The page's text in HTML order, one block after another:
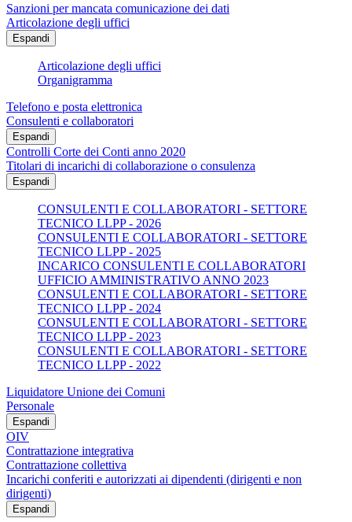
Sanzioni per mancata comunicazione dei dati
Articolazione degli uffici
Espandi
Articolazione degli uffici
Organigramma
Telefono e posta elettronica
Consulenti e collaboratori
Espandi
Controlli Corte dei Conti anno 2020
Titolari di incarichi di collaborazione o consulenza
Espandi
CONSULENTI E COLLABORATORI - SETTORE
TECNICO LLPP - 2026
CONSULENTI E COLLABORATORI - SETTORE
TECNICO LLPP - 2025
INCARICO CONSULENTI E COLLABORATORI
UFFICIO AMMINISTRATIVO ANNO 2023
CONSULENTI E COLLABORATORI - SETTORE
TECNICO LLPP - 2024
CONSULENTI E COLLABORATORI - SETTORE
TECNICO LLPP - 2023
CONSULENTI E COLLABORATORI - SETTORE
TECNICO LLPP - 2022
Liquidatore Unione dei Comuni
Personale
Espandi
OIV
Contrattazione integrativa
Contrattazione collettiva
Incarichi conferiti e autorizzati ai dipendenti (dirigenti e non
dirigenti)
Espandi